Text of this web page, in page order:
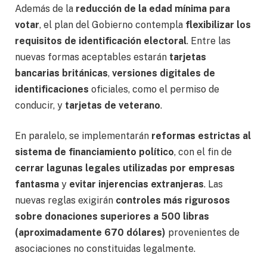
Además de la reducción de la edad mínima para
votar, el plan del Gobierno contempla flexibilizar los
requisitos de identificación electoral. Entre las
nuevas formas aceptables estarán tarjetas
bancarias británicas, versiones digitales de
identificaciones oficiales, como el permiso de
conducir, y tarjetas de veterano.
En paralelo, se implementarán reformas estrictas al
sistema de financiamiento político, con el fin de
cerrar lagunas legales utilizadas por empresas
fantasma y evitar injerencias extranjeras. Las
nuevas reglas exigirán controles más rigurosos
sobre donaciones superiores a 500 libras
(aproximadamente 670 dólares) provenientes de
asociaciones no constituidas legalmente.